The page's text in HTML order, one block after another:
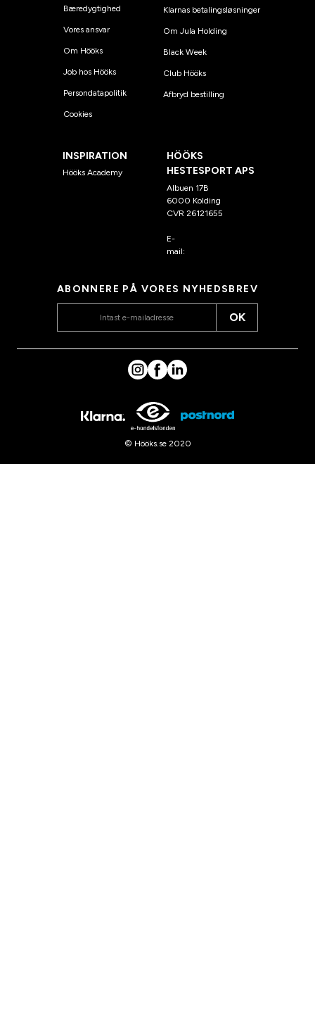
Bæredygtighed
Vores ansvar
Om Hööks
Job hos Hööks
Persondatapolitik
Cookies
Klarnas betalingsløsninger
Om Jula Holding
Black Week
Club Hööks
Afbryd bestilling
INSPIRATION
Hööks Academy
HÖÖKS
HESTESPORT APS
Albuen 17B
6000 Kolding
CVR 26121655
E-
mail:
ABONNERE PÅ VORES NYHEDSBREV
OK
© Hööks.se 2020